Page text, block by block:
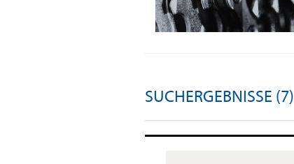
SUCHERGEBNISSE (7)